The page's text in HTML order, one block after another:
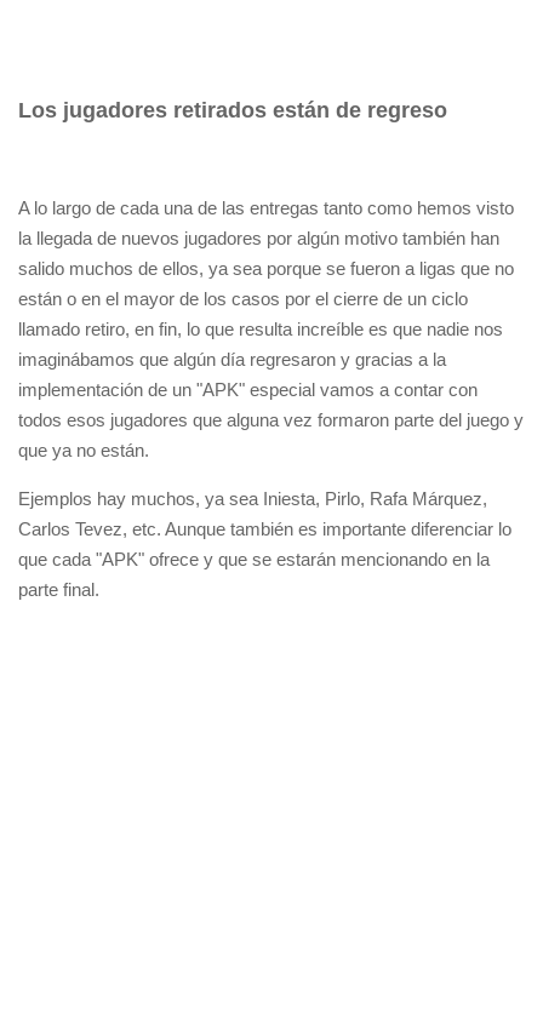
Los jugadores retirados están de regreso
A lo largo de cada una de las entregas tanto como hemos visto
la llegada de nuevos jugadores por algún motivo también han
salido muchos de ellos, ya sea porque se fueron a ligas que no
están o en el mayor de los casos por el cierre de un ciclo
llamado retiro, en fin, lo que resulta increíble es que nadie nos
imaginábamos que algún día regresaron y gracias a la
implementación de un "APK" especial vamos a contar con
todos esos jugadores que alguna vez formaron parte del juego y
que ya no están.
Ejemplos hay muchos, ya sea Iniesta, Pirlo, Rafa Márquez,
Carlos Tevez, etc. Aunque también es importante diferenciar lo
que cada "APK" ofrece y que se estarán mencionando en la
parte final.